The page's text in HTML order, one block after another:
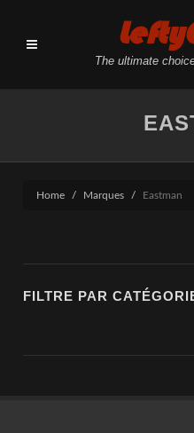
The ultimate
Home Marques Eastman
FILTRE PAR